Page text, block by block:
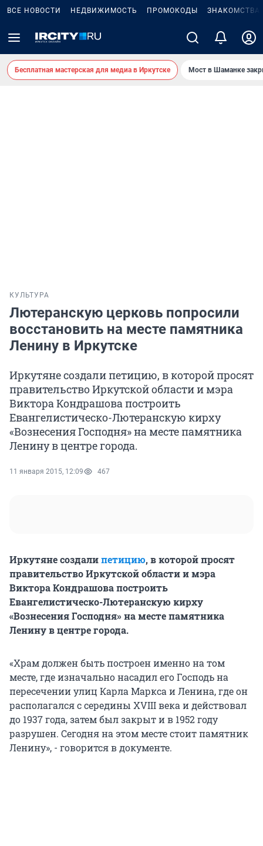
ВСЕ НОВОСТИ НЕДВИЖИМОСТЬ ПРОМОКОДЫ ЗНАКОМСТВА
Бесплатная мастерская для медиа в Иркутске Мост в Шаманке
КУЛЬТУРА
Лютеранскую церковь попросили
восстановить на месте памятника
Ленину в Иркутске
Иркутяне создали петицию, в которой просят
правительство Иркутской области и мэра
Виктора Кондрашова построить
Евангелистическо-Лютеранскую кирху
«Вознесения Господня» на месте памятника
Ленину в центре города.
11 января 2015, 12:09 467
Иркутяне создалипетицию, в которой просят
правительство Иркутской области и мэра
Виктора Кондрашова построить
Евангелистическо-Лютеранскую кирху
«Вознесения Господня» на месте памятника
Ленину в центре города.
«Храм должен быть построен именно на том
месте, где изначально насадил его Господь на
пересечении улиц Карла Маркса и Ленина, где он
располагался с середины XVIII века и действовал
до 1937 года, затем был закрыт и в 1952 году
разрушен. Сегодня на этом месте стоит памятник
Ленину», - говорится в документе.